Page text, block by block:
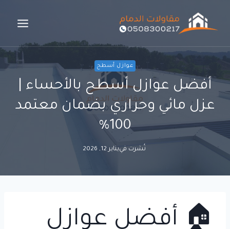
عوازل أسطح
أفضل عوازل أسطح بالأحساء |
عزل مائي وحراري بضمان معتمد
100%
نُشرت فييناير 12, 2026
🏠 أفضل عوازل